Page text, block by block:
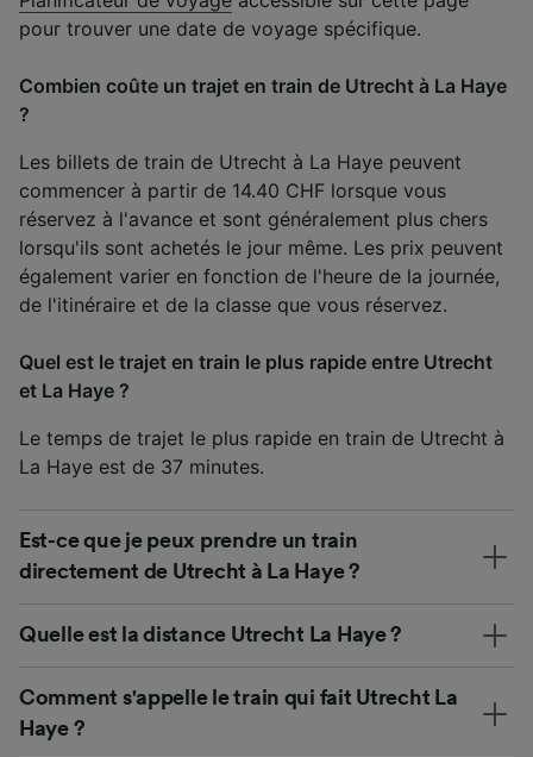
pour trouver une date de voyage spécifique.
Combien coûte un trajet en train de Utrecht à La Haye
?
Les billets de train de Utrecht à La Haye peuvent
commencer à partir de 14.40 CHF lorsque vous
réservez à l'avance et sont généralement plus chers
lorsqu'ils sont achetés le jour même. Les prix peuvent
également varier en fonction de l'heure de la journée,
de l'itinéraire et de la classe que vous réservez.
Quel est le trajet en train le plus rapide entre Utrecht
et La Haye ?
Le temps de trajet le plus rapide en train de Utrecht à
La Haye est de 37 minutes.
Est-ce que je peux prendre un train
directement de Utrecht à La Haye ?
Quelle est la distance Utrecht La Haye ?
Comment s'appelle le train qui fait Utrecht La
Haye ?